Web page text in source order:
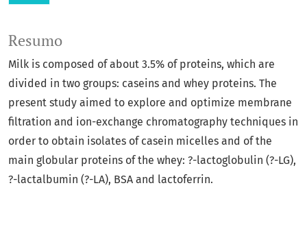
Resumo
Milk is composed of about 3.5% of proteins, which are
divided in two groups: caseins and whey proteins. The
present study aimed to explore and optimize membrane
filtration and ion-exchange chromatography techniques in
order to obtain isolates of casein micelles and of the
main globular proteins of the whey: ?-lactoglobulin (?-LG),
?-lactalbumin (?-LA), BSA and lactoferrin.